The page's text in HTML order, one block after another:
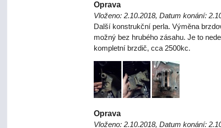
Oprava
Vloženo: 2.10.2018, Datum konání:
Další konstrukční perla. Výměna
možný bez hrubého zásahu. Je to
kompletní brzdič, cca 2500kc.
Oprava
Vloženo: 2.10.2018, Datum konání: